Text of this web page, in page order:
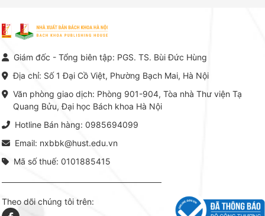
vực Hóa học phân tích tại Việt
Nam hiện nay. Bộ sách mang
đến một hệ thống tri thức hoàn
thuật thực hành -> Ứng dụng
chuyên ngành, được NXB Bách
khoa Hà Nội ấn hành cả hai
phiên bản sách giấy và điện tử.
tín trong
lý. Các
Giám đốc - Tổng biên tập: PGS. TS. Bùi Đức Hùng
Địa chỉ: Số 1 Đại Cồ Việt, Phường Bạch Mai, Hà Nội
Văn phòng giao dịch: Phòng 901-904, Tòa nhà Thư viện Tạ
Quang Bửu, Đại học Bách khoa Hà Nội
Hotline Bán hàng: 0985694099
Email: nxbbk@hust.edu.vn
Mã số thuế: 0101885415
Theo dõi chúng tôi trên: